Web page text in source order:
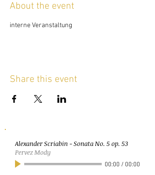
About the event
interne Veranstaltung
Share this event
Alexander Scriabin - Sonata No. 5 op. 53
Pervez Mody
00:00 / 00:00